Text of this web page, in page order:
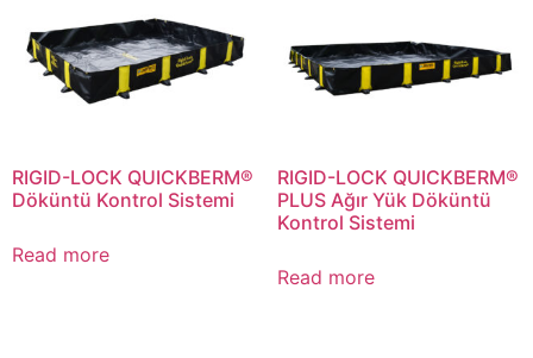
RIGID-LOCK QUICKBERM®
Döküntü Kontrol Sistemi
Read more
RIGID-LOCK QUICKBERM®
PLUS Ağır Yük Döküntü
Kontrol Sistemi
Read more